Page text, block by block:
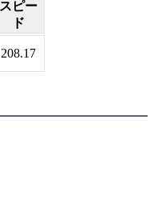
スピー
ド
208.17